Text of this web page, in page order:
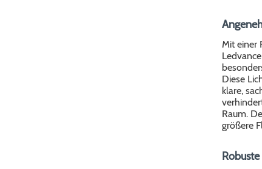
Mit einer
Diese
klare,
Raum.
größere